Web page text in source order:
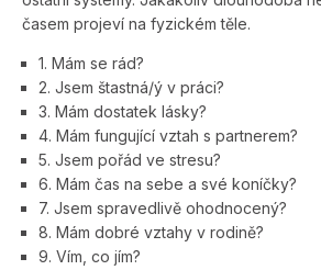
časem projeví na fyzickém těle.
1. Mám se rád?
2. Jsem štastná/ý v práci?
3. Mám dostatek lásky?
4. Mám fungující vztah s partnerem?
5. Jsem pořád ve stresu?
6. Mám čas na sebe a své koníčky?
7. Jsem spravedlivě ohodnocený?
8. Mám dobré vztahy v rodině?
9. Vím, co jím?